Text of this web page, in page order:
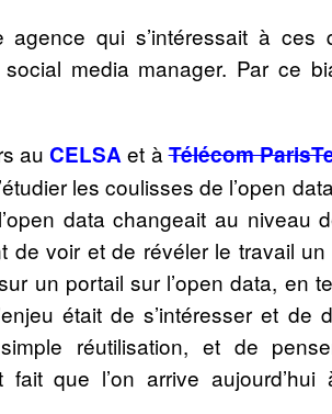
qui s’intéressait à ces
media manager. Par ce
auCELSAet àTélécom
les coulisses de l’open
data changeait au niveau
voir et de révéler le travail
un portail sur l’open data, en
était de s’intéresser et de
réutilisation, et de
que l’on arrive aujourd’hui